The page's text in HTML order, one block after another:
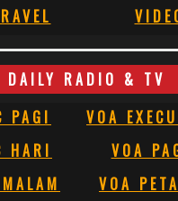
DAILY RADIO & TV
PAGI
VOA
HARI
VOA
VOA